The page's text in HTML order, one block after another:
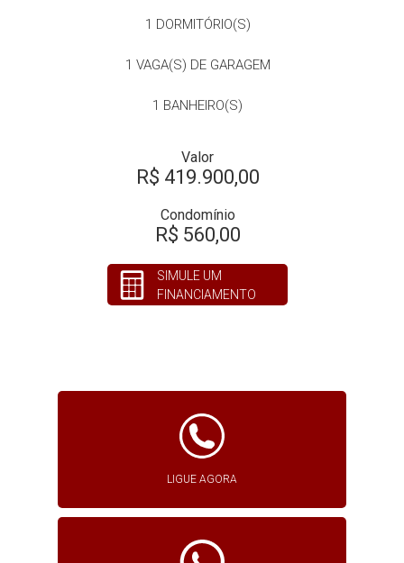
1 DORMITÓRIO(S)
1 VAGA(S) DE GARAGEM
1 BANHEIRO(S)
Valor
R$ 419.900,00
Condomínio
R$ 560,00
SIMULE UM
FINANCIAMENTO
LIGUE AGORA